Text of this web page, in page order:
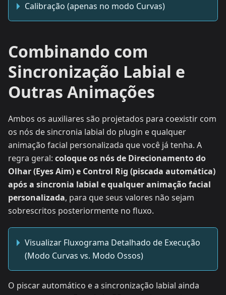
Calibração (apenas no modo Curvas)
Combinando com
Sincronização Labial e
Outras Animações
Ambos os auxiliares são projetados para coexistir com
os nós de sincronia labial do plugin e qualquer
animação facial personalizada que você já tenha. A
regra geral: coloque os nós de Direcionamento do
Olhar (Eyes Aim) e Control Rig (piscada automática)
após a sincronia labial e qualquer animação facial
personalizada, para que seus valores não sejam
sobrescritos posteriormente no fluxo.
Visualizar Fluxograma Detalhado de Execução
(Modo Curvas vs. Modo Ossos)
O piscar automático e a sincronização labial ainda